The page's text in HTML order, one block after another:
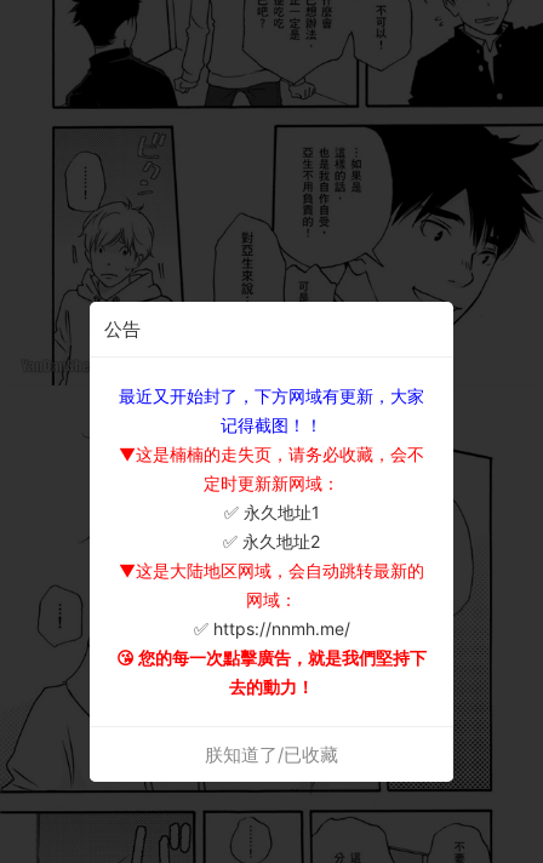
公告
最近又开始封了，下方网域有更新，大家
记得截图！！
▼这是楠楠的走失页，请务必收藏，会不
定时更新新网域：
✅ 永久地址1
✅ 永久地址2
▼这是大陆地区网域，会自动跳转最新的
网域：
✅ https://nnmh.me/
😘 您的每一次點擊廣告，就是我們堅持下
去的動力！
朕知道了/已收藏